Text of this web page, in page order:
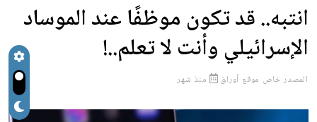
انتبه.. قد تكون موظفًا عند الموساد
الإسرائيلي وأنت لا تعلم..!
المصدرخاص موقع أوراق منذ شهر